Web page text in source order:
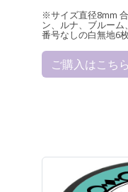
※サイズ直径8mm
ン、ルナ、ブルー
番号なしの白無地6
ご購入はこちら